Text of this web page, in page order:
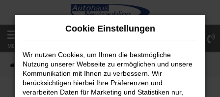
Zum
Hauptinhalt
springen
MENÜ
Startseite Fahrzeugangebote Fahrzeugsuche
Cookie Einstellungen
Wir nutzen Cookies, um Ihnen die bestmögliche
Nutzung unserer Webseite zu ermöglichen und unsere
Kommunikation mit Ihnen zu verbessern. Wir
berücksichtigen hierbei Ihre Präferenzen und
verarbeiten Daten für Marketing und Statistiken nur,